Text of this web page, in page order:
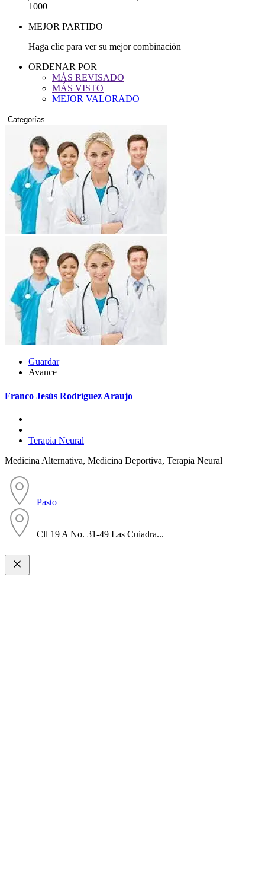
1000
MEJOR PARTIDO
Haga clic para ver su mejor combinación
ORDENAR POR
MÁS REVISADO
MÁS VISTO
MEJOR VALORADO
Guardar
Avance
Franco Jesús Rodríguez Araujo
Terapia Neural
Medicina Alternativa, Medicina Deportiva, Terapia Neural
Pasto
Cll 19 A No. 31-49 Las Cuiadra...